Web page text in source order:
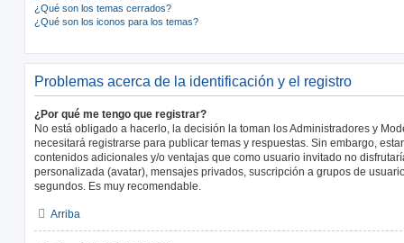
¿Qué son los temas cerrados?
¿Qué son los iconos para los temas?
Problemas acerca de la identificación y el registro
¿Por qué me tengo que registrar?
No está obligado a hacerlo, la decisión la toman los Administradores y
necesitará registrarse para publicar temas y respuestas. Sin embargo,
contenidos adicionales y/o ventajas que como usuario invitado no
personalizada (avatar), mensajes privados, suscripción a grupos de
segundos. Es muy recomendable.
Arriba